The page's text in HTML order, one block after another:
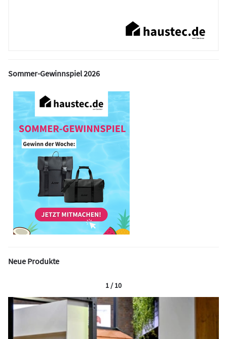
Sommer-Gewinnspiel 2026
Neue Produkte
1 / 10